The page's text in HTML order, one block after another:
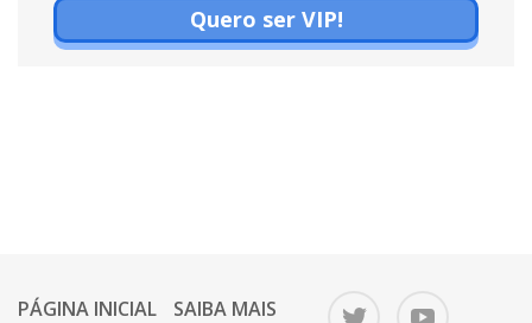
Quero ser VIP!
PÁGINA INICIAL
SAIBA MAIS